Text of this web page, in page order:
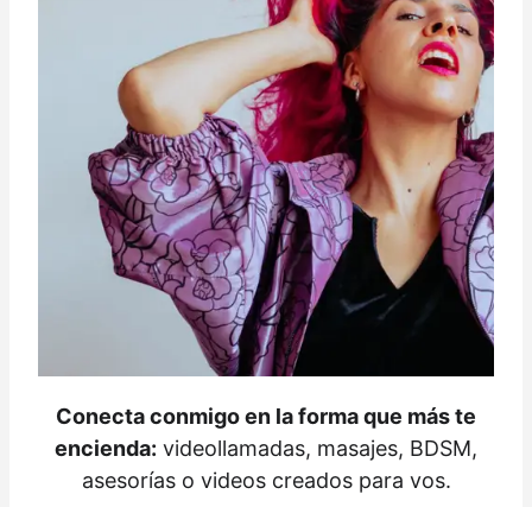
Conecta conmigo en la forma que más te
encienda: videollamadas, masajes, BDSM,
asesorías o videos creados para vos.